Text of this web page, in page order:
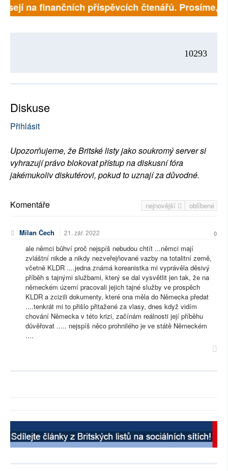
na finančních příspěvcích čtenářů. Prosíme,
10293
Diskuse
Přihlásit
Upozorňujeme, že Britské listy jako soukromý server si
vyhrazují právo blokovat přístup na diskusní fóra
jakémukoliv diskutérovi, pokud to uznají za důvodné.
nejnovější oblíbené
Komentáře
Milan Čech 21. zář. 2022 0
ale němci bůhví proč nejspíš nebudou chtít ...němci mají
zvláštní nikde a nikdy nezveřejňované vazby na totalitní země,
včetně KLDR ....jedna známá koreanistka mi vyprávěla děsivý
příběh s tajnými službami, který se dal vysvětlit jen tak, že na
německém území pracovali jejich tajné služby ve prospěch
KLDR a zcizili dokumenty, které ona měla do Německa předat
....tenkrát mi to přišlo přitažené za vlasy, dnes když vidím
chování Německa v této krizi, začínám reálnosti její příběhu
důvěřovat ..... nejspíš něco prohnilého je ve státě Německém
....